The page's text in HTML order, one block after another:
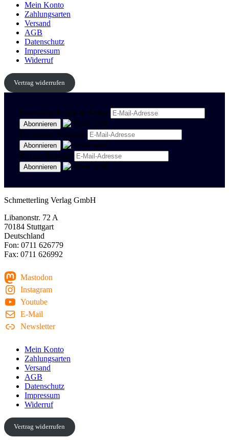
Mein Konto
Zahlungsarten
Versand
AGB
Datenschutz
Impressum
Widerruf
Vertrag widerrufen
Newsletter Politik & Kultur
Newsletter Spanisch
Region Stuttgart
Schmetterling Verlag GmbH
Libanonstr. 72 A
70184 Stuttgart
Deutschland
Fon: 0711 626779
Fax: 0711 626992
Mastodon
Instagram
Youtube
E-Mail
Newsletter
Mein Konto
Zahlungsarten
Versand
AGB
Datenschutz
Impressum
Widerruf
Vertrag widerrufen